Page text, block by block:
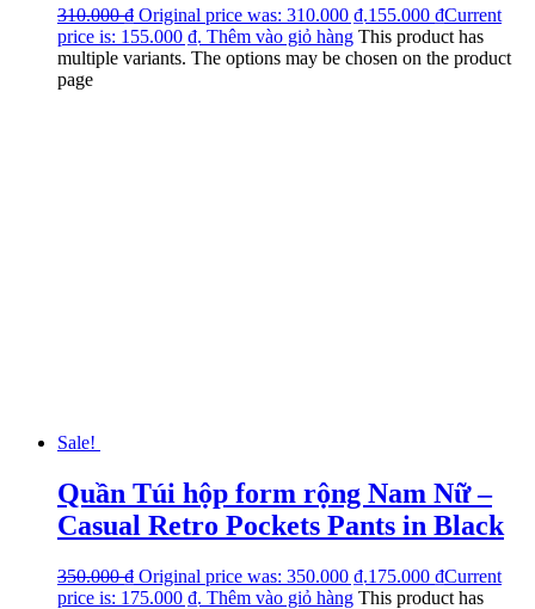
310.000₫ Original price was: 310.000 ₫.155.000 ₫Current
price is: 155.000 ₫. Thêm vào giỏ hàng This product has
multiple variants. The options may be chosen on the product
page
Sale!
Quần Túi hộp form rộng Nam Nữ –
Casual Retro Pockets Pants in Black
350.000₫ Original price was: 350.000 ₫.175.000 ₫Current
price is: 175.000 ₫. Thêm vào giỏ hàng This product has